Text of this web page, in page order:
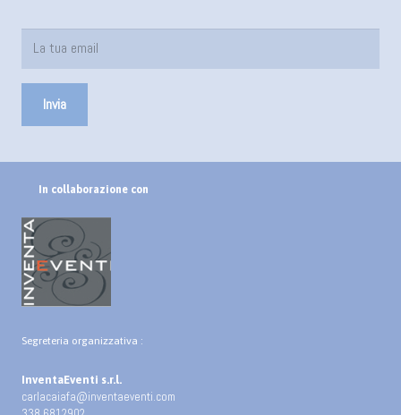
In collaborazione con
Segreteria organizzativa :
InventaEventi s.r.l.
carlacaiafa@inventaeventi.com